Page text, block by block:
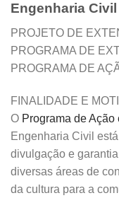
Engenharia Civil
PROJETO DE
PROGRAMA DE
PROGRAMA DE
FINALIDADE E
O Programa de Ação
Engenharia Civil
divulgação e
diversas áreas de
da cultura para a